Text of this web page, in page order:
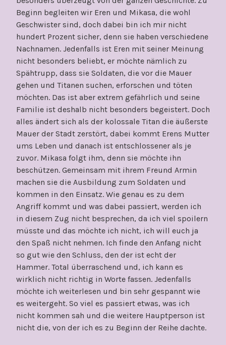
Beginn begleiten wir Eren und Mikasa, die wohl
Geschwister sind, doch dabei bin ich mir nicht
hundert Prozent sicher, denn sie haben verschiedene
Nachnamen. Jedenfalls ist Eren mit seiner Meinung
nicht besonders beliebt, er möchte nämlich zu
Spähtrupp, dass sie Soldaten, die vor die Mauer
gehen und Titanen suchen, erforschen und töten
möchten. Das ist aber extrem gefährlich und seine
Familie ist deshalb nicht besonders begeistert. Doch
alles ändert sich als der kolossale Titan die äußerste
Mauer der Stadt zerstört, dabei kommt Erens Mutter
ums Leben und danach ist entschlossener als je
zuvor. Mikasa folgt ihm, denn sie möchte ihn
beschützen. Gemeinsam mit ihrem Freund Armin
machen sie die Ausbildung zum Soldaten und
kommen in den Einsatz. Wie genau es zu dem
Angriff kommt und was dabei passiert, werden ich
in diesem Zug nicht besprechen, da ich viel spoilern
müsste und das möchte ich nicht, ich will euch ja
den Spaß nicht nehmen. Ich finde den Anfang nicht
so gut wie den Schluss, den der ist echt der
Hammer. Total überraschend und, ich kann es
wirklich nicht richtig in Worte fassen. Jedenfalls
möchte ich weiterlesen und bin sehr gespannt wie
es weitergeht. So viel es passiert etwas, was ich
nicht kommen sah und die weitere Hauptperson ist
nicht die, von der ich es zu Beginn der Reihe dachte.